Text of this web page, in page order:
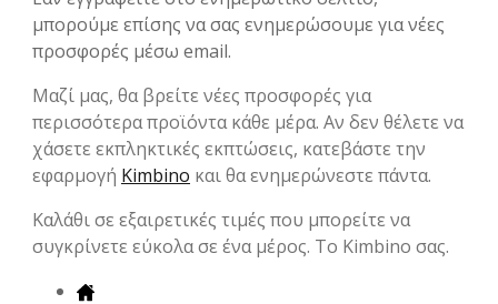
μπορούμε επίσης να σας ενημερώσουμε για νέες
προσφορές μέσω email.
Μαζί μας, θα βρείτε νέες προσφορές για
περισσότερα προϊόντα κάθε μέρα. Αν δεν θέλετε να
χάσετε εκπληκτικές εκπτώσεις, κατεβάστε την
εφαρμογή Kimbino και θα ενημερώνεστε πάντα.
Καλάθι σε εξαιρετικές τιμές που μπορείτε να
συγκρίνετε εύκολα σε ένα μέρος. Το Kimbino σας.